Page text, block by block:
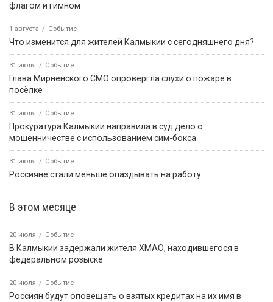
флагом и гимном
1 августа Событие
Что изменится для жителей Калмыкии с сегодняшнего дня?
31 июля Событие
Глава Мирненского СМО опровергла слухи о пожаре в
посёлке
31 июля Событие
Прокуратура Калмыкии направила в суд дело о
мошенничестве с использованием сим-бокса
31 июля Событие
Россияне стали меньше опаздывать на работу
В этом месяце
20 июля Событие
В Калмыкии задержали жителя ХМАО, находившегося в
федеральном розыске
20 июля Событие
Россиян будут оповещать о взятых кредитах на их имя в